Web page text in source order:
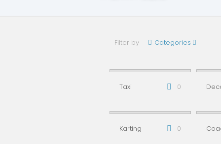
Filter by Categories
Taxi 0
Karting 0